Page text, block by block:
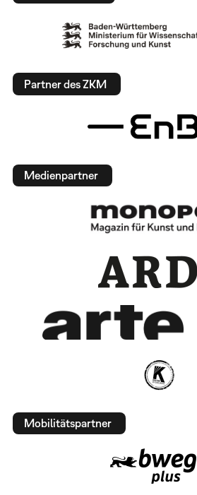
Partner des ZKM
Medienpartner
Mobilitätspartner